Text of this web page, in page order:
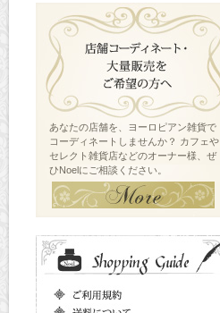
あなたの店舗を、ヨーロピアン雑貨で
コーディネートしませんか？ カフェや
セレクト雑貨店などのオーナー様、ぜ
ひNoelにご相談ください。